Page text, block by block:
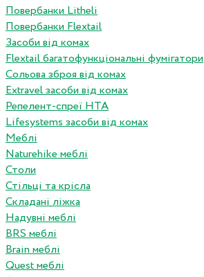
Повербанки Litheli
Повербанки Flextail
Засоби від комах
Flextail багатофункціональні фумігатори
Сольова зброя від комах
Extravel засоби від комах
Репелент-спреї HTA
Lifesystems засоби від комах
Меблі
Naturehike меблі
Столи
Стільці та крісла
Складані ліжка
Надувні меблі
BRS меблі
Brain меблі
Quest меблі